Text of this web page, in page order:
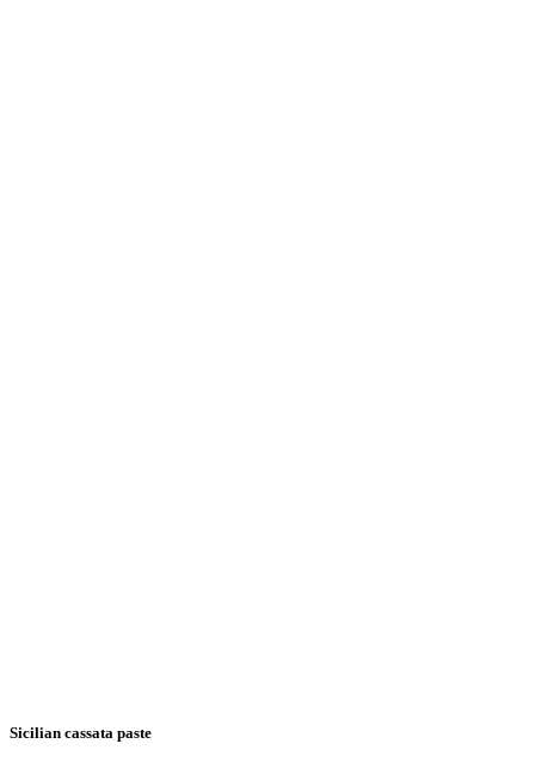
Sicilian cassata paste